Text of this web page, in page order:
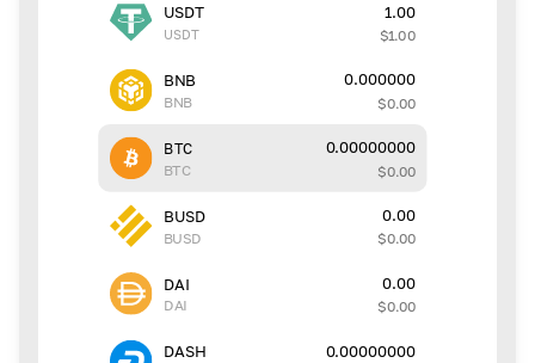
USDT
USDT
1.00
$1.00
BNB
BNB
0.000000
$0.00
BTC
BTC
0.00000000
$0.00
BUSD
BUSD
0.00
$0.00
DAI
DAI
0.00
$0.00
DASH 0.00000000